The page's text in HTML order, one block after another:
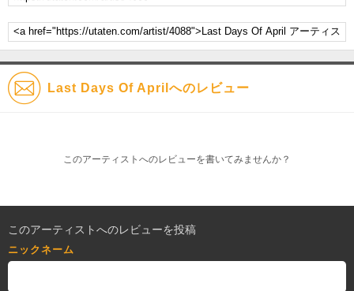
Last Days Of Aprilへのレビュー
このアーティストへのレビューを書いてみませんか？
このアーティストへのレビューを投稿
ニックネーム